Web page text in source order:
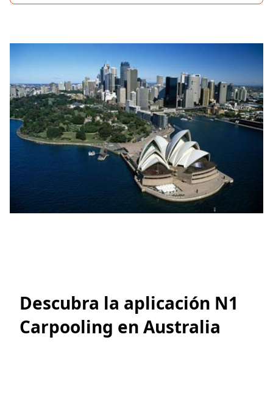
Descubra la aplicación N1
Carpooling en Australia